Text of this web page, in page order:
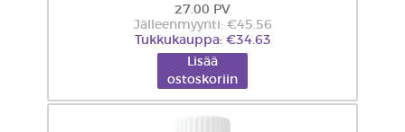
27.00 PV
Jälleenmyynti: €45.56
Tukkukauppa: €34.63
Lisää
ostoskoriin